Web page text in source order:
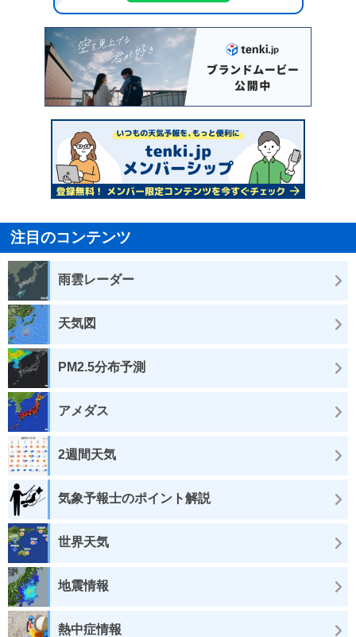
注目のコンテンツ
雨雲レーダー
天気図
PM2.5分布予測
アメダス
2週間天気
気象予報士のポイント解説
世界天気
地震情報
熱中症情報